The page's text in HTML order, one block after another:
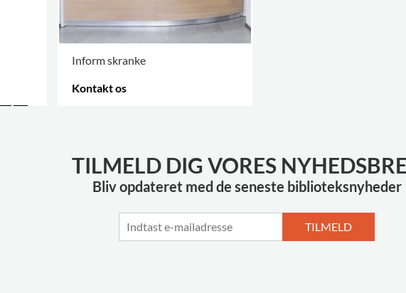
Inform skranke
Kontakt os
TILMELD DIG VORES
Bliv opdateret med de seneste biblioteksnyheder
TILMELD